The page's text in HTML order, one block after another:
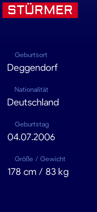
STÜRMER
Geburtsort
Deggendorf
Nationalität
Deutschland
Geburtstag
04.07.2006
Größe / Gewicht
178 cm / 83 kg